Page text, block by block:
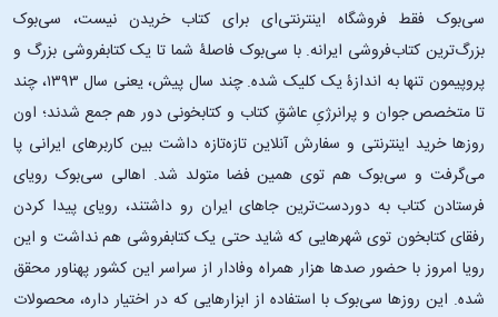
سی‌بوک فقط فروشگاه اینترنتی‌ای برای کتاب خریدن نیست، سی‌بوک
بزرگ‌ترین کتاب‌فروشی ایرانه. با سی‌بوک فاصلۀ شما تا یک کتابفروشی بزرگ و
پروپیمون تنها به اندازۀ یک کلیک شده. چند سال پیش، یعنی سال ۱۳۹۳، چند
تا متخصص جوان و پرانرژیِ عاشقِ کتاب و کتابخونی دور هم جمع شدند؛ اون‌
روزها خرید اینترنتی و سفارش آنلاین تازه‌تازه داشت بین کاربرهای ایرانی پا
می‌گرفت و سی‌بوک هم توی همین فضا متولد شد. اهالی سی‌بوک رویای
فرستادن کتاب به دوردست‌ترین جاهای ایران رو داشتند، رویای پیدا کردن
رفقای کتابخون توی شهرهایی که شاید حتی یک کتابفروشی هم نداشت و این
رویا امروز با حضور صدها هزار همراه وفادار از سراسر این کشور پهناور محقق
شده. این ‌روزها سی‌بوک با استفاده از ابزارهایی که در اختیار داره، محصولات